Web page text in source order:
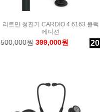
리트만 청진기 CARDIO 4 6163 블랙
에디션
500,000원 399,000원 20